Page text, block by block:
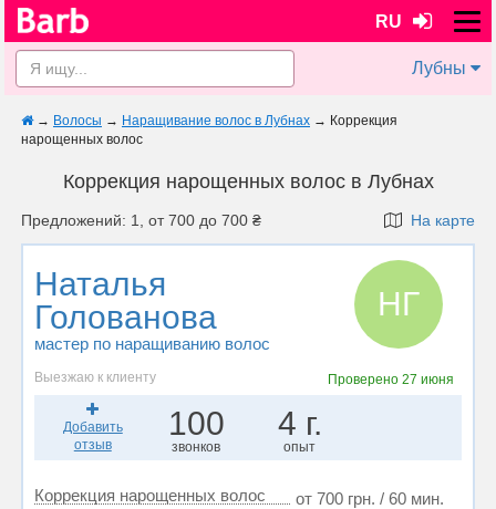
RU
Лубны
→ Волосы → Наращивание волос в Лубнах → Коррекция
нарощенных волос
Коррекция нарощенных волос в Лубнах
Предложений: 1, от 700 до 700 ₴ На карте
Наталья
Голованова
мастер по наращиванию волос
НГ
Выезжаю к клиенту Проверено 27 июня
Добавить
отзыв
100
звонков
4 г.
опыт
Коррекция нарощенных волос от 700 грн. / 60 мин.